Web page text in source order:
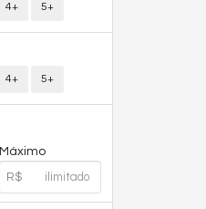
4+ 5+
4+ 5+
Máximo